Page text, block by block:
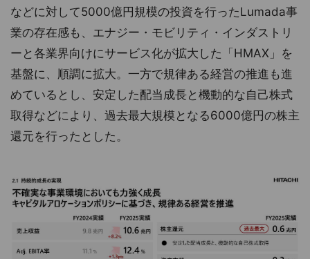
などに対して5000億円規模の投資を行ったLumada事
業の存在感も、エナジー・モビリティ・インダストリ
ーと各業界向けにサービス化が拡大した「HMAX」を
基盤に、順調に拡大。一方で規律ある経営の推進も進
めているとし、安定した配当成長と機動的な自己株式
取得などにより、過去最大規模となる6000億円の株主
還元を行ったとした。